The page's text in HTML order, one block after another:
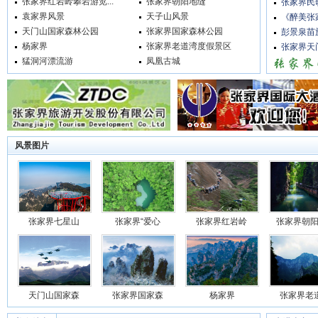
袁家界风景
天子山风景
天门山国家森林公园
张家界国家森林公园
杨家界
张家界老道湾度假景区
猛洞河漂流游
凤凰古城
张家界
《醉美
彭景泉
张家界
踩线八大
风景图片
张家界七星山 张家界“爱心 张家界红岩岭 张家界朝
天门山国家森 张家界国家森 杨家界 张家界老